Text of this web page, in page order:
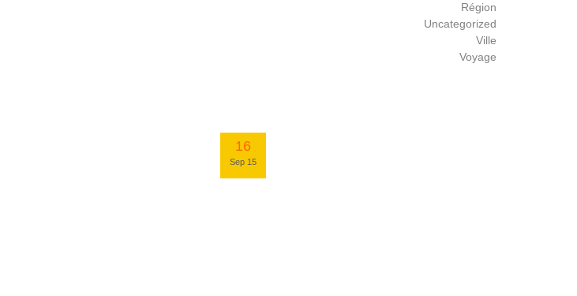
16
Sep 15
Région
Uncategorized
Ville
Voyage